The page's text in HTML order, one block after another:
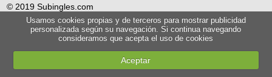
© 2019 Subingles.com
Usamos cookies propias y de terceros para mostrar publicidad
personalizada según su navegación. Si continua navegando
consideramos que acepta el uso de cookies
Aceptar